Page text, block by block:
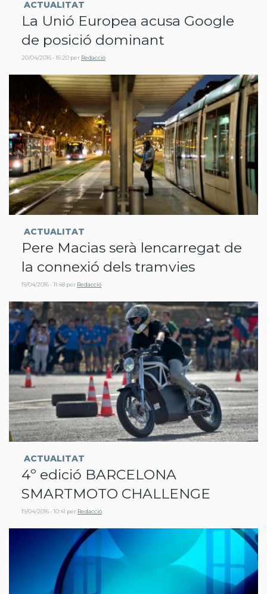
ACTUALITAT
La Unió Europea acusa Google
de posició dominant
20/04/2016 - 16:20 per Redacció
ACTUALITAT
Pere Macias serà lencarregat de
la connexió dels tramvies
19/04/2016 - 11:48 per Redacció
ACTUALITAT
4º edició BARCELONA
SMARTMOTO CHALLENGE
19/04/2016 - 10:41 per Redacció